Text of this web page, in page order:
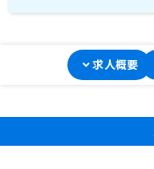
求人概要